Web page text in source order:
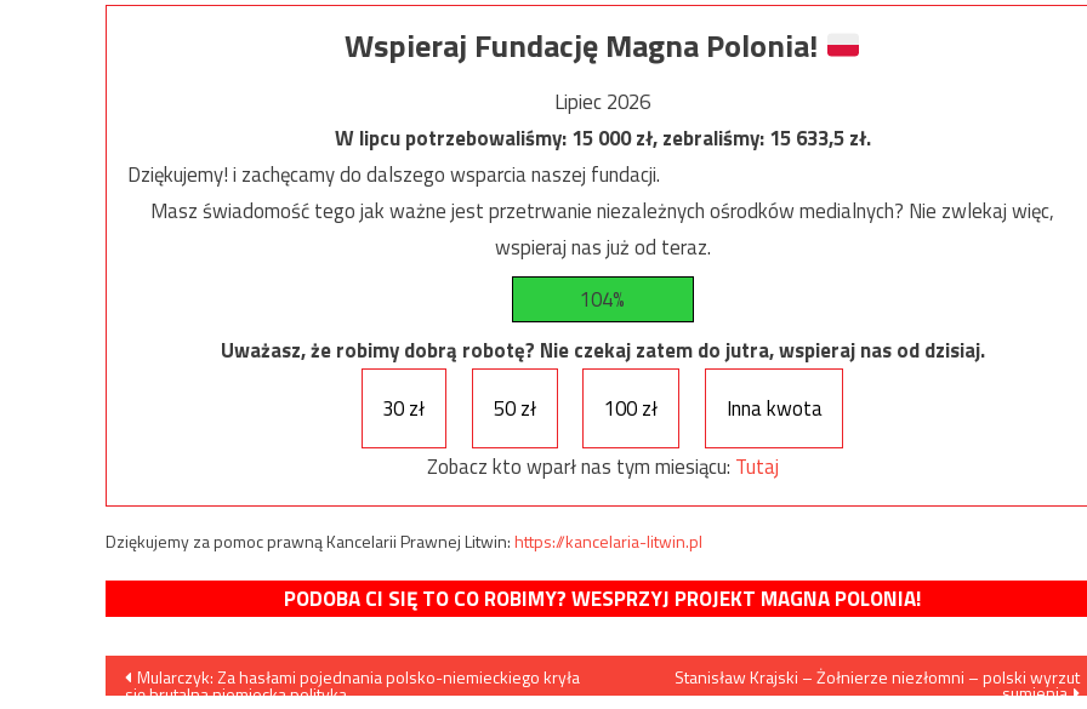
Wspieraj Fundację Magna Polonia!
Lipiec 2026
W lipcu potrzebowaliśmy:15 000zł, zebraliśmy:15 633,5zł.
Dziękujemy! i zachęcamy do dalszego wsparcia naszej fundacji.
Masz świadomość tego jak ważne jest przetrwanie niezależnych ośrodków medialnych? Nie zwlekaj więc,
wspieraj nas już od teraz.
104%
Uważasz, że robimy dobrą robotę? Nie czekaj zatem do jutra, wspieraj nas od dzisiaj.
30 zł
50 zł 100 zł
Inna kwota
Zobacz kto wparł nas tym miesiącu: Tutaj
Dziękujemy za pomoc prawną Kancelarii Prawnej Litwin:https://kancelaria-litwin.pl
PODOBA CI SIĘ TO CO ROBIMY? WESPRZYJ PROJEKT MAGNA POLONIA!
Nawigacja
Mularczyk: Za hasłami pojednania polsko-niemieckiego kryła
się brutalna niemiecka polityka
Stanisław Krajski – Żołnierze niezłomni – polski wyrzut
sumienia